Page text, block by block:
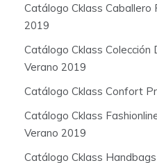
Catálogo Cklass Caballero
2019
Catálogo Cklass Colección
Verano 2019
Catálogo Cklass Confort
Catálogo Cklass
Verano 2019
Catálogo Cklass